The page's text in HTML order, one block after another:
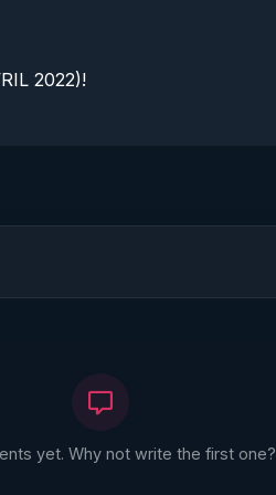
2022)!
yet. Why not write the first one?